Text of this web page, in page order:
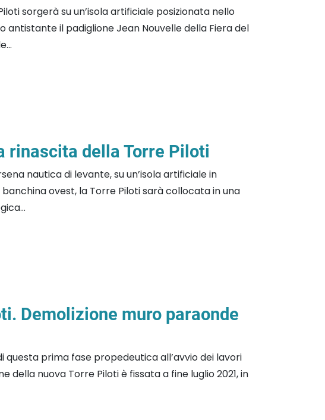
sorgerà su un’isola artificiale posizionata nello
antistante il padiglione Jean Nouvelle della Fiera del
rinascita della Torre Piloti
nautica di levante, su un’isola artificiale in
ovest, la Torre Piloti sarà collocata in una
Demolizione muro paraonde
questa prima fase propedeutica all’avvio dei lavori
della nuova Torre Piloti è fissata a fine luglio 2021, in